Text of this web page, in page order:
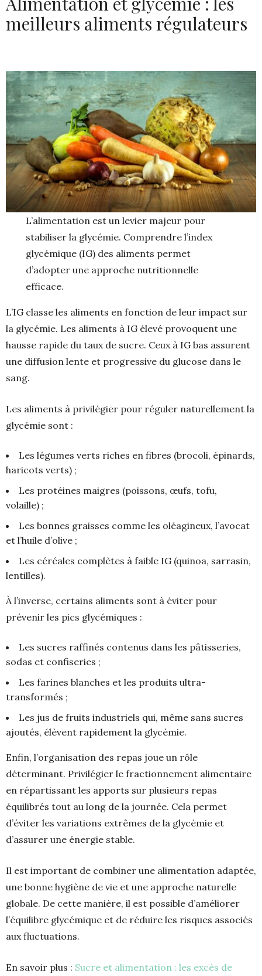
meilleurs aliments régulateurs
L’alimentation est un levier majeur pour
stabiliser la glycémie. Comprendre l’index
glycémique (IG) des aliments permet
d’adopter une approche nutritionnelle
efficace.
L’IG classe les aliments en fonction de leur impact sur
la glycémie. Les aliments à IG élevé provoquent une
hausse rapide du taux de sucre. Ceux à IG bas assurent
une diffusion lente et progressive du glucose dans le
sang.
Les aliments à privilégier pour réguler naturellement la
glycémie sont :
Les légumes verts riches en fibres (brocoli, épinards,
haricots verts) ;
Les protéines maigres (poissons, œufs, tofu,
volaille) ;
Les bonnes graisses comme les oléagineux, l’avocat
et l’huile d’olive ;
Les céréales complètes à faible IG (quinoa, sarrasin,
lentilles).
À l’inverse, certains aliments sont à éviter pour
prévenir les pics glycémiques :
Les sucres raffinés contenus dans les pâtisseries,
sodas et confiseries ;
Les farines blanches et les produits ultra-
transformés ;
Les jus de fruits industriels qui, même sans sucres
ajoutés, élèvent rapidement la glycémie.
Enfin, l’organisation des repas joue un rôle
déterminant. Privilégier le fractionnement alimentaire
en répartissant les apports sur plusieurs repas
équilibrés tout au long de la journée. Cela permet
d’éviter les variations extrêmes de la glycémie et
d’assurer une énergie stable.
Il est important de combiner une alimentation adaptée,
une bonne hygiène de vie et une approche naturelle
globale. De cette manière, il est possible d’améliorer
l’équilibre glycémique et de réduire les risques associés
aux fluctuations.
En savoir plus : Sucre et alimentation : les excès de